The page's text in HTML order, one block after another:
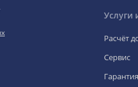
Услуги
Расчёт
Сервис
Гарантия